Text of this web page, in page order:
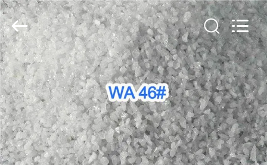
MAISON
PRODUITS
VIDÉOS
2026
Zhengzhou
Zhengtong
Abrasive
Import&Export
Co.,Ltd.
All
Rights
Reserved.